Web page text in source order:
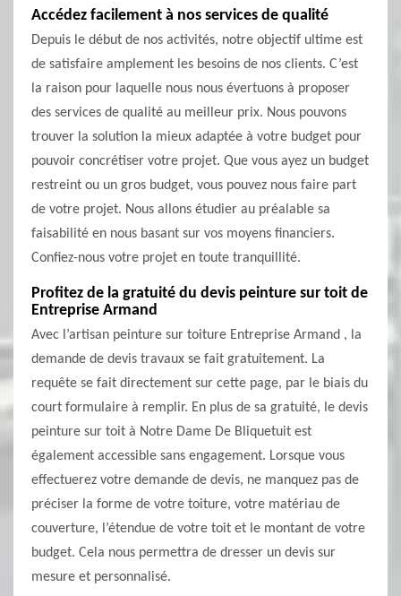
Accédez facilement à nos services de qualité
Depuis le début de nos activités, notre objectif ultime est
de satisfaire amplement les besoins de nos clients. C’est
la raison pour laquelle nous nous évertuons à proposer
des services de qualité au meilleur prix. Nous pouvons
trouver la solution la mieux adaptée à votre budget pour
pouvoir concrétiser votre projet. Que vous ayez un budget
restreint ou un gros budget, vous pouvez nous faire part
de votre projet. Nous allons étudier au préalable sa
faisabilité en nous basant sur vos moyens financiers.
Confiez-nous votre projet en toute tranquillité.
Profitez de la gratuité du devis peinture sur toit de
Entreprise Armand
Avec l’artisan peinture sur toiture Entreprise Armand , la
demande de devis travaux se fait gratuitement. La
requête se fait directement sur cette page, par le biais du
court formulaire à remplir. En plus de sa gratuité, le devis
peinture sur toit à Notre Dame De Bliquetuit est
également accessible sans engagement. Lorsque vous
effectuerez votre demande de devis, ne manquez pas de
préciser la forme de votre toiture, votre matériau de
couverture, l’étendue de votre toit et le montant de votre
budget. Cela nous permettra de dresser un devis sur
mesure et personnalisé.